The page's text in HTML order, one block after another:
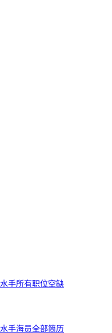
水手所有职位空缺
水手海员全部简历